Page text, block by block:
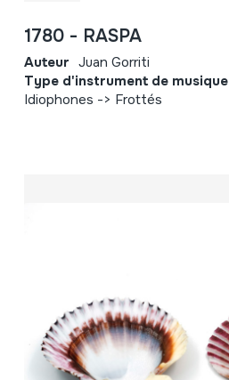
1780 - RASPA
Auteur Juan Gorriti
Type d'instrument de musique
Idiophones -> Frottés